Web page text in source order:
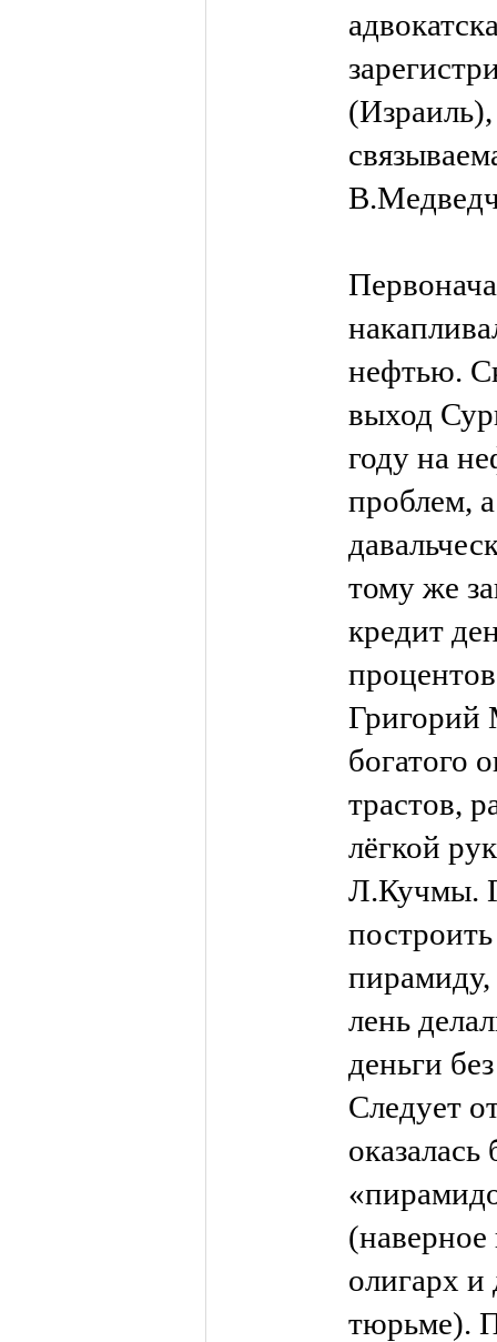
нефтью.
выход
году на
проблем,
тому же
кредит
Григорий
богатого
трастов,
лёгкой
Л.Кучмы.
пирамиду,
лень
деньги
Следует
(наверное
олигарх и
тюрьме).